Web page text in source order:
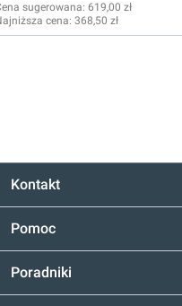
sugerowana: 619,00 zł
cena: 368,50 zł
Kontakt
Pomoc
Poradniki